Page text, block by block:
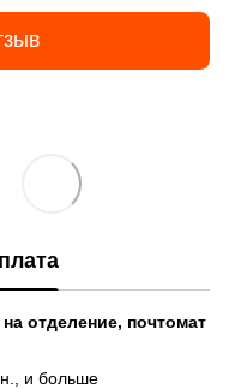
на отделение, почтомат
и больше